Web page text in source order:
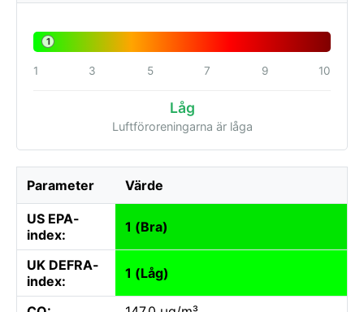
1
1 3 5 7 9 10
Låg
Luftföroreningarna är låga
Parameter Värde
US EPA-
index:
1 (Bra)
UK DEFRA-
index:
1 (Låg)